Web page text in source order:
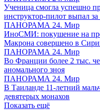
Ученица смогла успешно
инструктор-пилот выпал за
ПАНОРАМА 24. Мир
ИноСМИ: покушение на
Макрона совершено в
ПАНОРАМА 24. Мир
Во Франции более 2 тыс.
аномального зноя
ПАНОРАМА 24. Мир
В Таиланде 11-летний
девятерых монахов
Показать ещё